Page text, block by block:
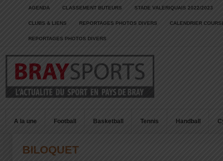
AGENDA CLASSEMENT BUTEURS STADE VALERIQUAIS 2022/2023
CLUBS & LIENS REPORTAGES PHOTOS DIVERS CALENDRIER
REPORTAGES PHOTOS DIVERS
A la une Football Basketball Tennis Handball
BILOQUET